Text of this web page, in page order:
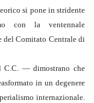
si pone in stridente
con la ventennale
del Comitato Centrale di
— dimostrano che
in un degenere
internazionale.